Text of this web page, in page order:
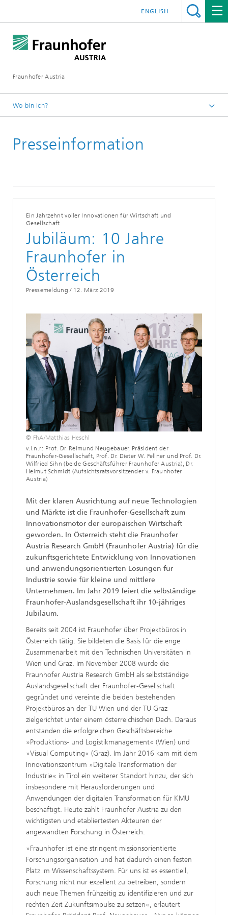
Fraunhofer Austria
ENGLISH
Wo bin ich?
Presseinformation
Ein Jahrzehnt voller Innovationen für Wirtschaft und
Gesellschaft
Jubiläum: 10 Jahre
Fraunhofer in
Österreich
Pressemeldung / 12. März 2019
© FhA/Matthias Heschl
v.l.n.r.: Prof. Dr. Reimund Neugebauer, Präsident der
Fraunhofer-Gesellschaft, Prof. Dr. Dieter W. Fellner und Prof. Dr.
Wilfried Sihn (beide Geschäftsführer Fraunhofer Austria), Dr.
Helmut Schmidt (Aufsichtsratsvorsitzender v. Fraunhofer
Austria)
Mit der klaren Ausrichtung auf neue Technologien
und Märkte ist die Fraunhofer-Gesellschaft zum
Innovationsmotor der europäischen Wirtschaft
geworden. In Österreich steht die Fraunhofer
Austria Research GmbH (Fraunhofer Austria) für die
zukunftsgerichtete Entwicklung von Innovationen
und anwendungsorientierten Lösungen für
Industrie sowie für kleine und mittlere
Unternehmen. Im Jahr 2019 feiert die selbständige
Fraunhofer-Auslandsgesellschaft ihr 10-jähriges
Jubiläum.
Bereits seit 2004 ist Fraunhofer über Projektbüros in
Österreich tätig. Sie bildeten die Basis für die enge
Zusammenarbeit mit den Technischen Universitäten in
Wien und Graz. Im November 2008 wurde die
Fraunhofer Austria Research GmbH als selbstständige
Auslandsgesellschaft der Fraunhofer-Gesellschaft
gegründet und vereinte die beiden bestehenden
Projektbüros an der TU Wien und der TU Graz
zielgerichtet unter einem österreichischen Dach. Daraus
entstanden die erfolgreichen Geschäftsbereiche
»Produktions- und Logistikmanagement« (Wien) und
»Visual Computing« (Graz). Im Jahr 2016 kam mit dem
Innovationszentrum »Digitale Transformation der
Industrie« in Tirol ein weiterer Standort hinzu, der sich
insbesondere mit Herausforderungen und
Anwendungen der digitalen Transformation für KMU
beschäftigt. Heute zählt Fraunhofer Austria zu den
wichtigsten und etabliertesten Akteuren der
angewandten Forschung in Österreich.
»Fraunhofer ist eine stringent missionsorientierte
Forschungsorganisation und hat dadurch einen festen
Platz im Wissenschaftssystem. Für uns ist es essentiell,
Forschung nicht nur exzellent zu betreiben, sondern
auch neue Themen frühzeitig zu identifizieren und zur
rechten Zeit Zukunftsimpulse zu setzen«, erläutert